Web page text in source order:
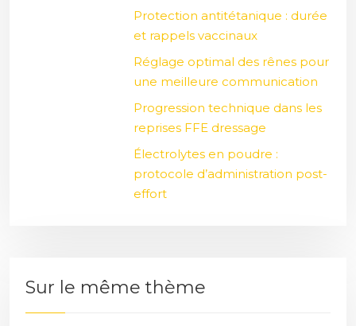
Protection antitétanique : durée
et rappels vaccinaux
Réglage optimal des rênes pour
une meilleure communication
Progression technique dans les
reprises FFE dressage
Électrolytes en poudre :
protocole d’administration post-
effort
Sur le même thème